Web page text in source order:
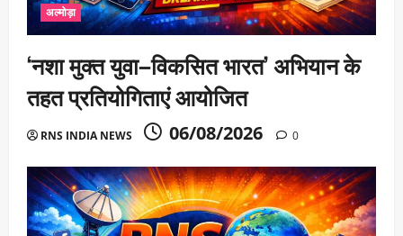
अल्मोड़ा
‘नशा मुक्त युवा–विकसित भारत’ अभियान के
तहत प्रतियोगिताएं आयोजित
RNS INDIA NEWS 06/08/2026 0